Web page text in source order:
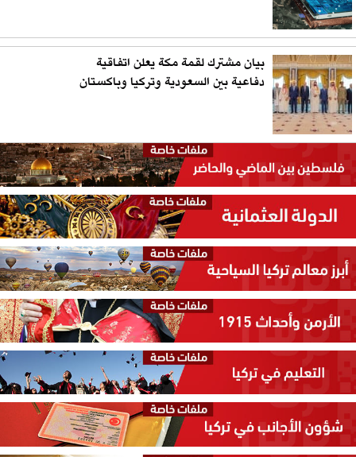
بيان مشترك لقمة مكة يعلن اتفاقية
دفاعية بين السعودية وتركيا وباكستان